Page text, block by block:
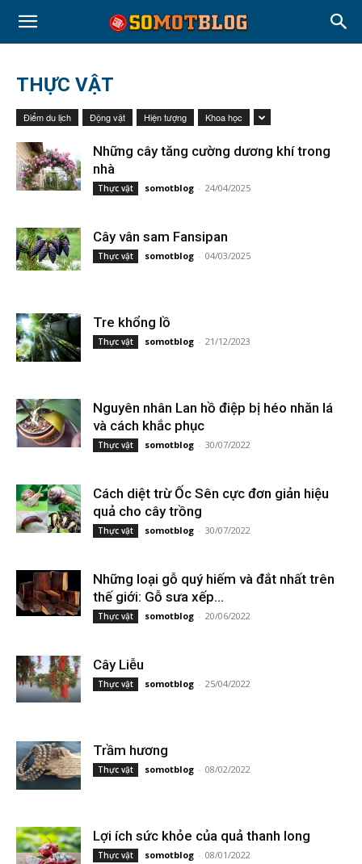
THỰC VẬT
Điểm du lịch Động vật Hiện tượng Khoa học
Những cây tăng cường dương khí trong
nhà
Thực vật somotblog - 24/04/2025
Cây vân sam Fansipan
Thực vật somotblog - 04/03/2025
Tre khổng lồ
Thực vật somotblog - 21/12/2023
Nguyên nhân Lan hồ điệp bị héo nhăn lá
và cách khắc phục
Thực vật somotblog - 30/07/2022
Cách diệt trừ Ốc Sên cực đơn giản hiệu
quả cho cây trồng
Thực vật somotblog - 30/07/2022
Những loại gỗ quý hiếm và đắt nhất trên
thế giới: Gỗ sưa xếp...
Thực vật somotblog - 20/06/2022
Cây Liễu
Thực vật somotblog - 25/04/2022
Trầm hương
Thực vật somotblog - 08/02/2022
Lợi ích sức khỏe của quả thanh long
Thực vật somotblog - 08/01/2022